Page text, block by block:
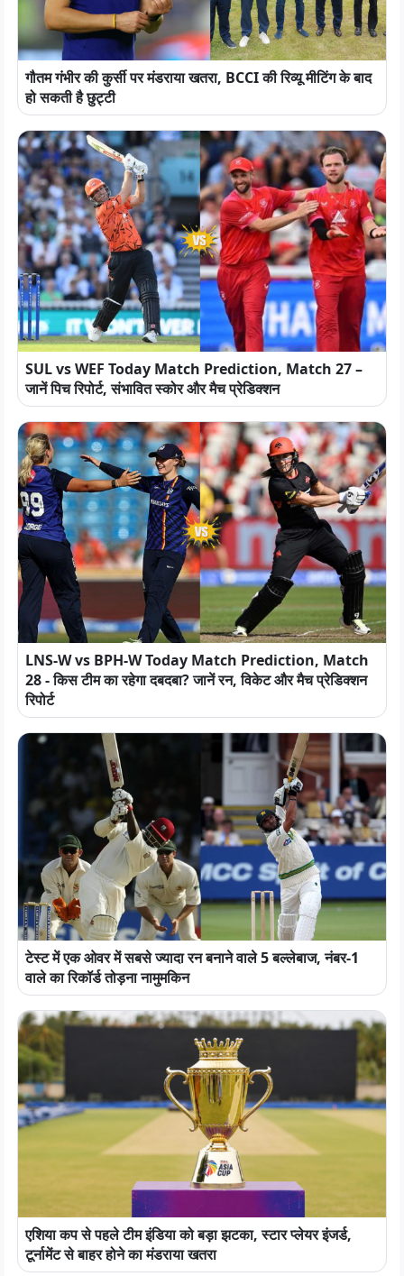
गौतम गंभीर की कुर्सी पर मंडराया खतरा, BCCI की रिव्यू मीटिंग के बाद
हो सकती है छुट्टी
SUL vs WEF Today Match Prediction, Match 27 –
जानें पिच रिपोर्ट, संभावित स्कोर और मैच प्रेडिक्शन
LNS-W vs BPH-W Today Match Prediction, Match
28 - किस टीम का रहेगा दबदबा? जानें रन, विकेट और मैच प्रेडिक्शन
रिपोर्ट
टेस्ट में एक ओवर में सबसे ज्यादा रन बनाने वाले 5 बल्लेबाज, नंबर-1
वाले का रिकॉर्ड तोड़ना नामुमकिन
एशिया कप से पहले टीम इंडिया को बड़ा झटका, स्टार प्लेयर इंजर्ड,
टूर्नामेंट से बाहर होने का मंडराया खतरा